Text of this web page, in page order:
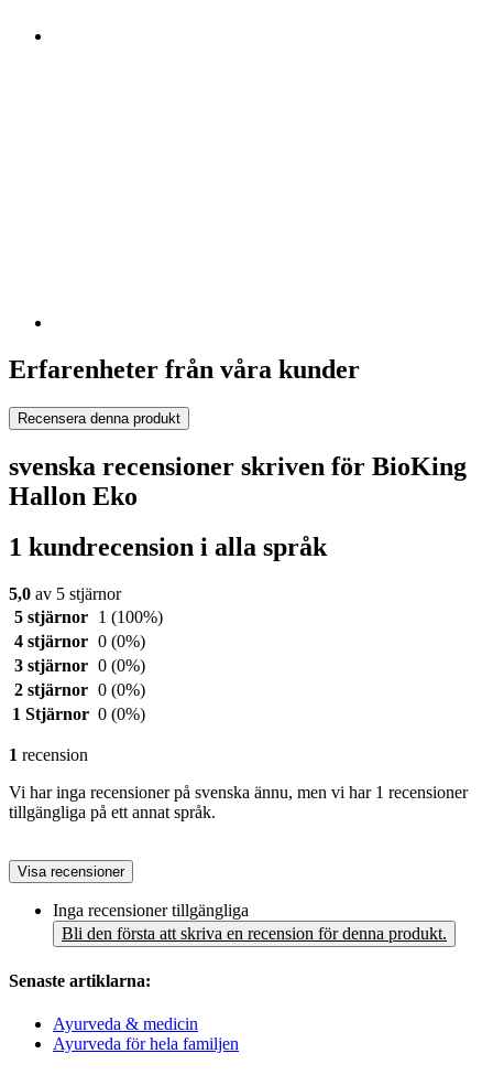
Erfarenheter från våra kunder
Recensera denna produkt
svenska recensioner skriven för BioKing
Hallon Eko
1 kundrecension i alla språk
5,0 av 5 stjärnor
5 stjärnor
1 (100%)
4 stjärnor 0 (0%)
3 stjärnor 0 (0%)
2 stjärnor 0 (0%)
1 Stjärnor 0 (0%)
1 recension
Vi har inga recensioner på svenska ännu, men vi har 1 recensioner
tillgängliga på ett annat språk.
Visa recensioner
Inga recensioner tillgängliga
Bli den första att skriva en recension för denna produkt.
Senaste artiklarna:
Ayurveda & medicin
Ayurveda för hela familjen